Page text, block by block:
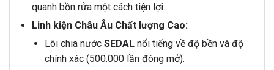
quanh bồn rửa một cách tiện lợi.
Linh kiện Châu Âu Chất lượng Cao:
Lõi chia nước SEDALnổi tiếng về độ bền và độ
chính xác (500.000 lần đóng mở).